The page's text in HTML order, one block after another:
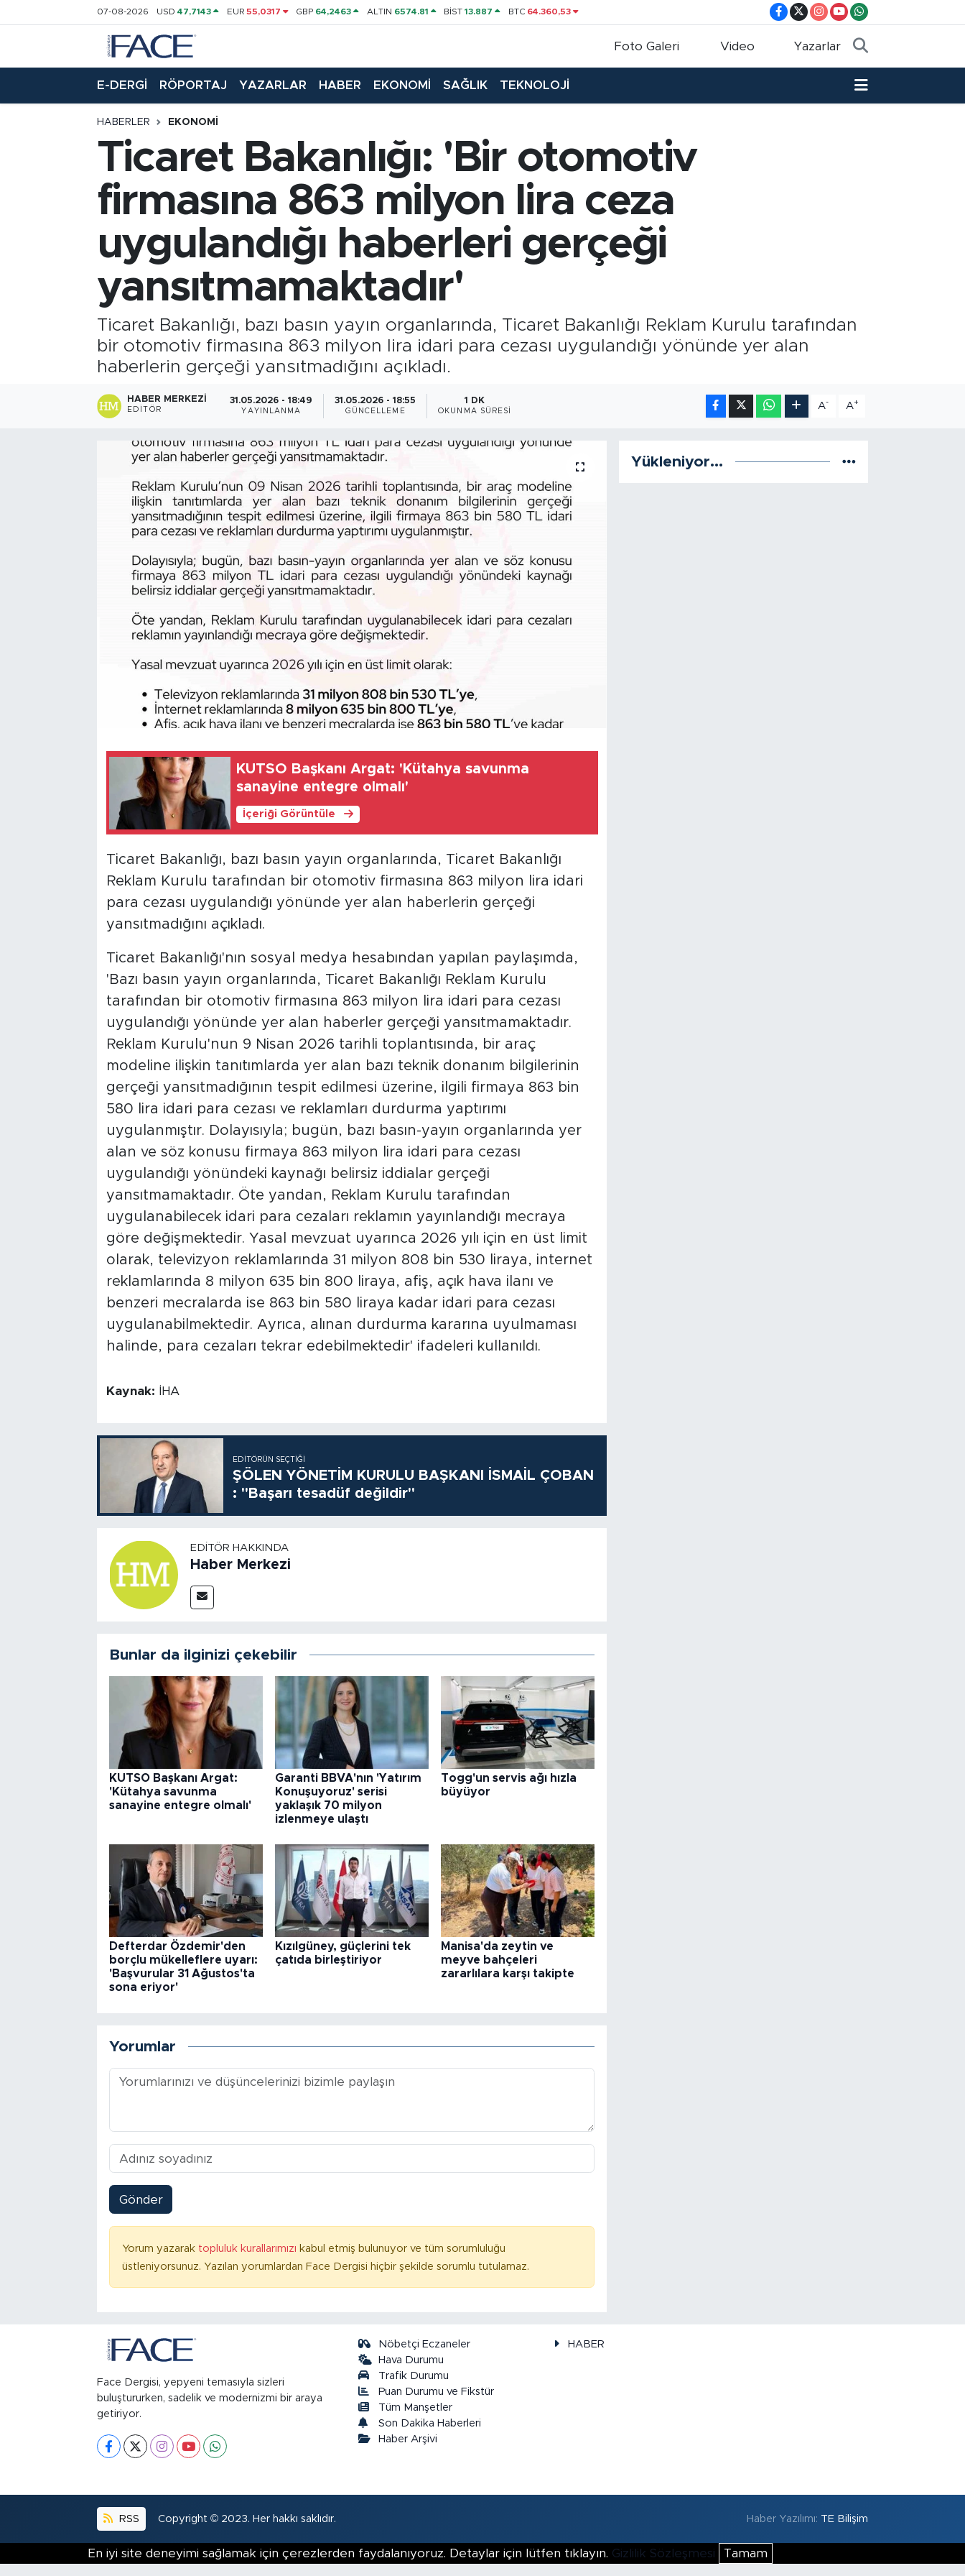
07-08-2026 USD47,7143 EUR 55,0317 GBP 64,2463 ALTIN 6574.81 BİST13.887 BTC 64.360,53
Foto Galeri Video Yazarlar
E-DERGİ RÖPORTAJ YAZARLAR HABER EKONOMİ SAĞLIK TEKNOLOJİ
HABERLER EKONOMI
Ticaret Bakanlığı: 'Bir otomotiv
firmasına 863 milyon lira ceza
uygulandığı haberleri gerçeği
yansıtmamaktadır'
Ticaret Bakanlığı, bazı basın yayın organlarında, Ticaret Bakanlığı Reklam Kurulu tarafından
bir otomotiv firmasına 863 milyon lira idari para cezası uygulandığı yönünde yer alan
haberlerin gerçeği yansıtmadığını açıkladı.
HABER MERKEZI
EDITÖR
31.05.2026 - 18:49
YAYINLANMA
31.05.2026 - 18:55
GÜNCELLEME
1 DK
OKUNMA SÜRESI
A- A+
KUTSO Başkanı Argat: 'Kütahya savunma
sanayine entegre olmalı'
İçeriği Görüntüle
Ticaret Bakanlığı, bazı basın yayın organlarında, Ticaret Bakanlığı
Reklam Kurulu tarafından bir otomotiv firmasına 863 milyon lira idari
para cezası uygulandığı yönünde yer alan haberlerin gerçeği
yansıtmadığını açıkladı.
Ticaret Bakanlığı'nın sosyal medya hesabından yapılan paylaşımda,
'Bazı basın yayın organlarında, Ticaret Bakanlığı Reklam Kurulu
tarafından bir otomotiv firmasına 863 milyon lira idari para cezası
uygulandığı yönünde yer alan haberler gerçeği yansıtmamaktadır.
Reklam Kurulu'nun 9 Nisan 2026 tarihli toplantısında, bir araç
modeline ilişkin tanıtımlarda yer alan bazı teknik donanım bilgilerinin
gerçeği yansıtmadığının tespit edilmesi üzerine, ilgili firmaya 863 bin
580 lira idari para cezası ve reklamları durdurma yaptırımı
uygulanmıştır. Dolayısıyla; bugün, bazı basın-yayın organlarında yer
alan ve söz konusu firmaya 863 milyon lira idari para cezası
uygulandığı yönündeki kaynağı belirsiz iddialar gerçeği
yansıtmamaktadır. Öte yandan, Reklam Kurulu tarafından
uygulanabilecek idari para cezaları reklamın yayınlandığı mecraya
göre değişmektedir. Yasal mevzuat uyarınca 2026 yılı için en üst limit
olarak, televizyon reklamlarında 31 milyon 808 bin 530 liraya, internet
reklamlarında 8 milyon 635 bin 800 liraya, afiş, açık hava ilanı ve
benzeri mecralarda ise 863 bin 580 liraya kadar idari para cezası
uygulanabilmektedir. Ayrıca, alınan durdurma kararına uyulmaması
halinde, para cezaları tekrar edebilmektedir' ifadeleri kullanıldı.
Kaynak: İHA
EDITÖRÜN SEÇTIĞI
ŞÖLEN YÖNETİM KURULU BAŞKANI İSMAİL ÇOBAN
: "Başarı tesadüf değildir"
EDITÖR HAKKINDA
Haber Merkezi
Bunlar da ilginizi çekebilir
KUTSO Başkanı Argat:
'Kütahya savunma
sanayine entegre olmalı'
Garanti BBVA'nın 'Yatırım
Konuşuyoruz' serisi
yaklaşık 70 milyon
izlenmeye ulaştı
Togg'un servis ağı hızla
büyüyor
Defterdar Özdemir'den
borçlu mükelleflere uyarı:
'Başvurular 31 Ağustos'ta
sona eriyor'
Kızılgüney, güçlerini tek
çatıda birleştiriyor
Manisa'da zeytin ve
meyve bahçeleri
zararlılara karşı takipte
Yorumlar
Gönder
Yorum yazarak topluluk kurallarımızı kabul etmiş bulunuyor ve tüm sorumluluğu
üstleniyorsunuz. Yazılan yorumlardan Face Dergisi hiçbir şekilde sorumlu tutulamaz.
Yükleniyor...
Face Dergisi, yepyeni temasıyla sizleri
buluştururken, sadelik ve modernizmi bir araya
getiriyor.
Nöbetçi Eczaneler
Hava Durumu
Trafik Durumu
Puan Durumu ve Fikstür
Tüm Manşetler
Son Dakika Haberleri
Haber Arşivi
HABER
RSS Copyright © 2023. Her hakkı saklıdır. Haber Yazılımı: TE Bilişim
En iyi site deneyimi sağlamak için çerezlerden faydalanıyoruz. Detaylar için lütfen tıklayın. Gizlilik Sözleşmesi Tamam
Nöbetçi Eczaneler
Hava Durumu
Trafik Durumu
Süper Lig Puan Durumu ve Fikstür
Tüm Manşetler
Son Dakika Haberleri